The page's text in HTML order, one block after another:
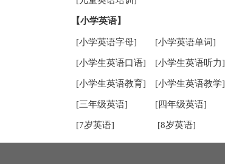
【小学英语】
[小学英语字母] [小学英语单词]
[小学生英语口语] [小学生英语听力]
[小学生英语教育] [小学生英语教学]
[三年级英语] [四年级英语]
[7岁英语] [8岁英语]